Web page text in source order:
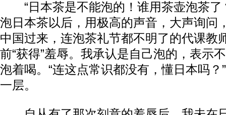
“日本茶是不能泡的！谁用茶壶泡茶了
泡日本茶以后，用极高的声音，大声询问
中国过来，连泡茶礼节都不明了的代课教
前“获得”羞辱。我承认是自己泡的，表示
泡着喝。“连这点常识都没有，懂日本吗？
一层。